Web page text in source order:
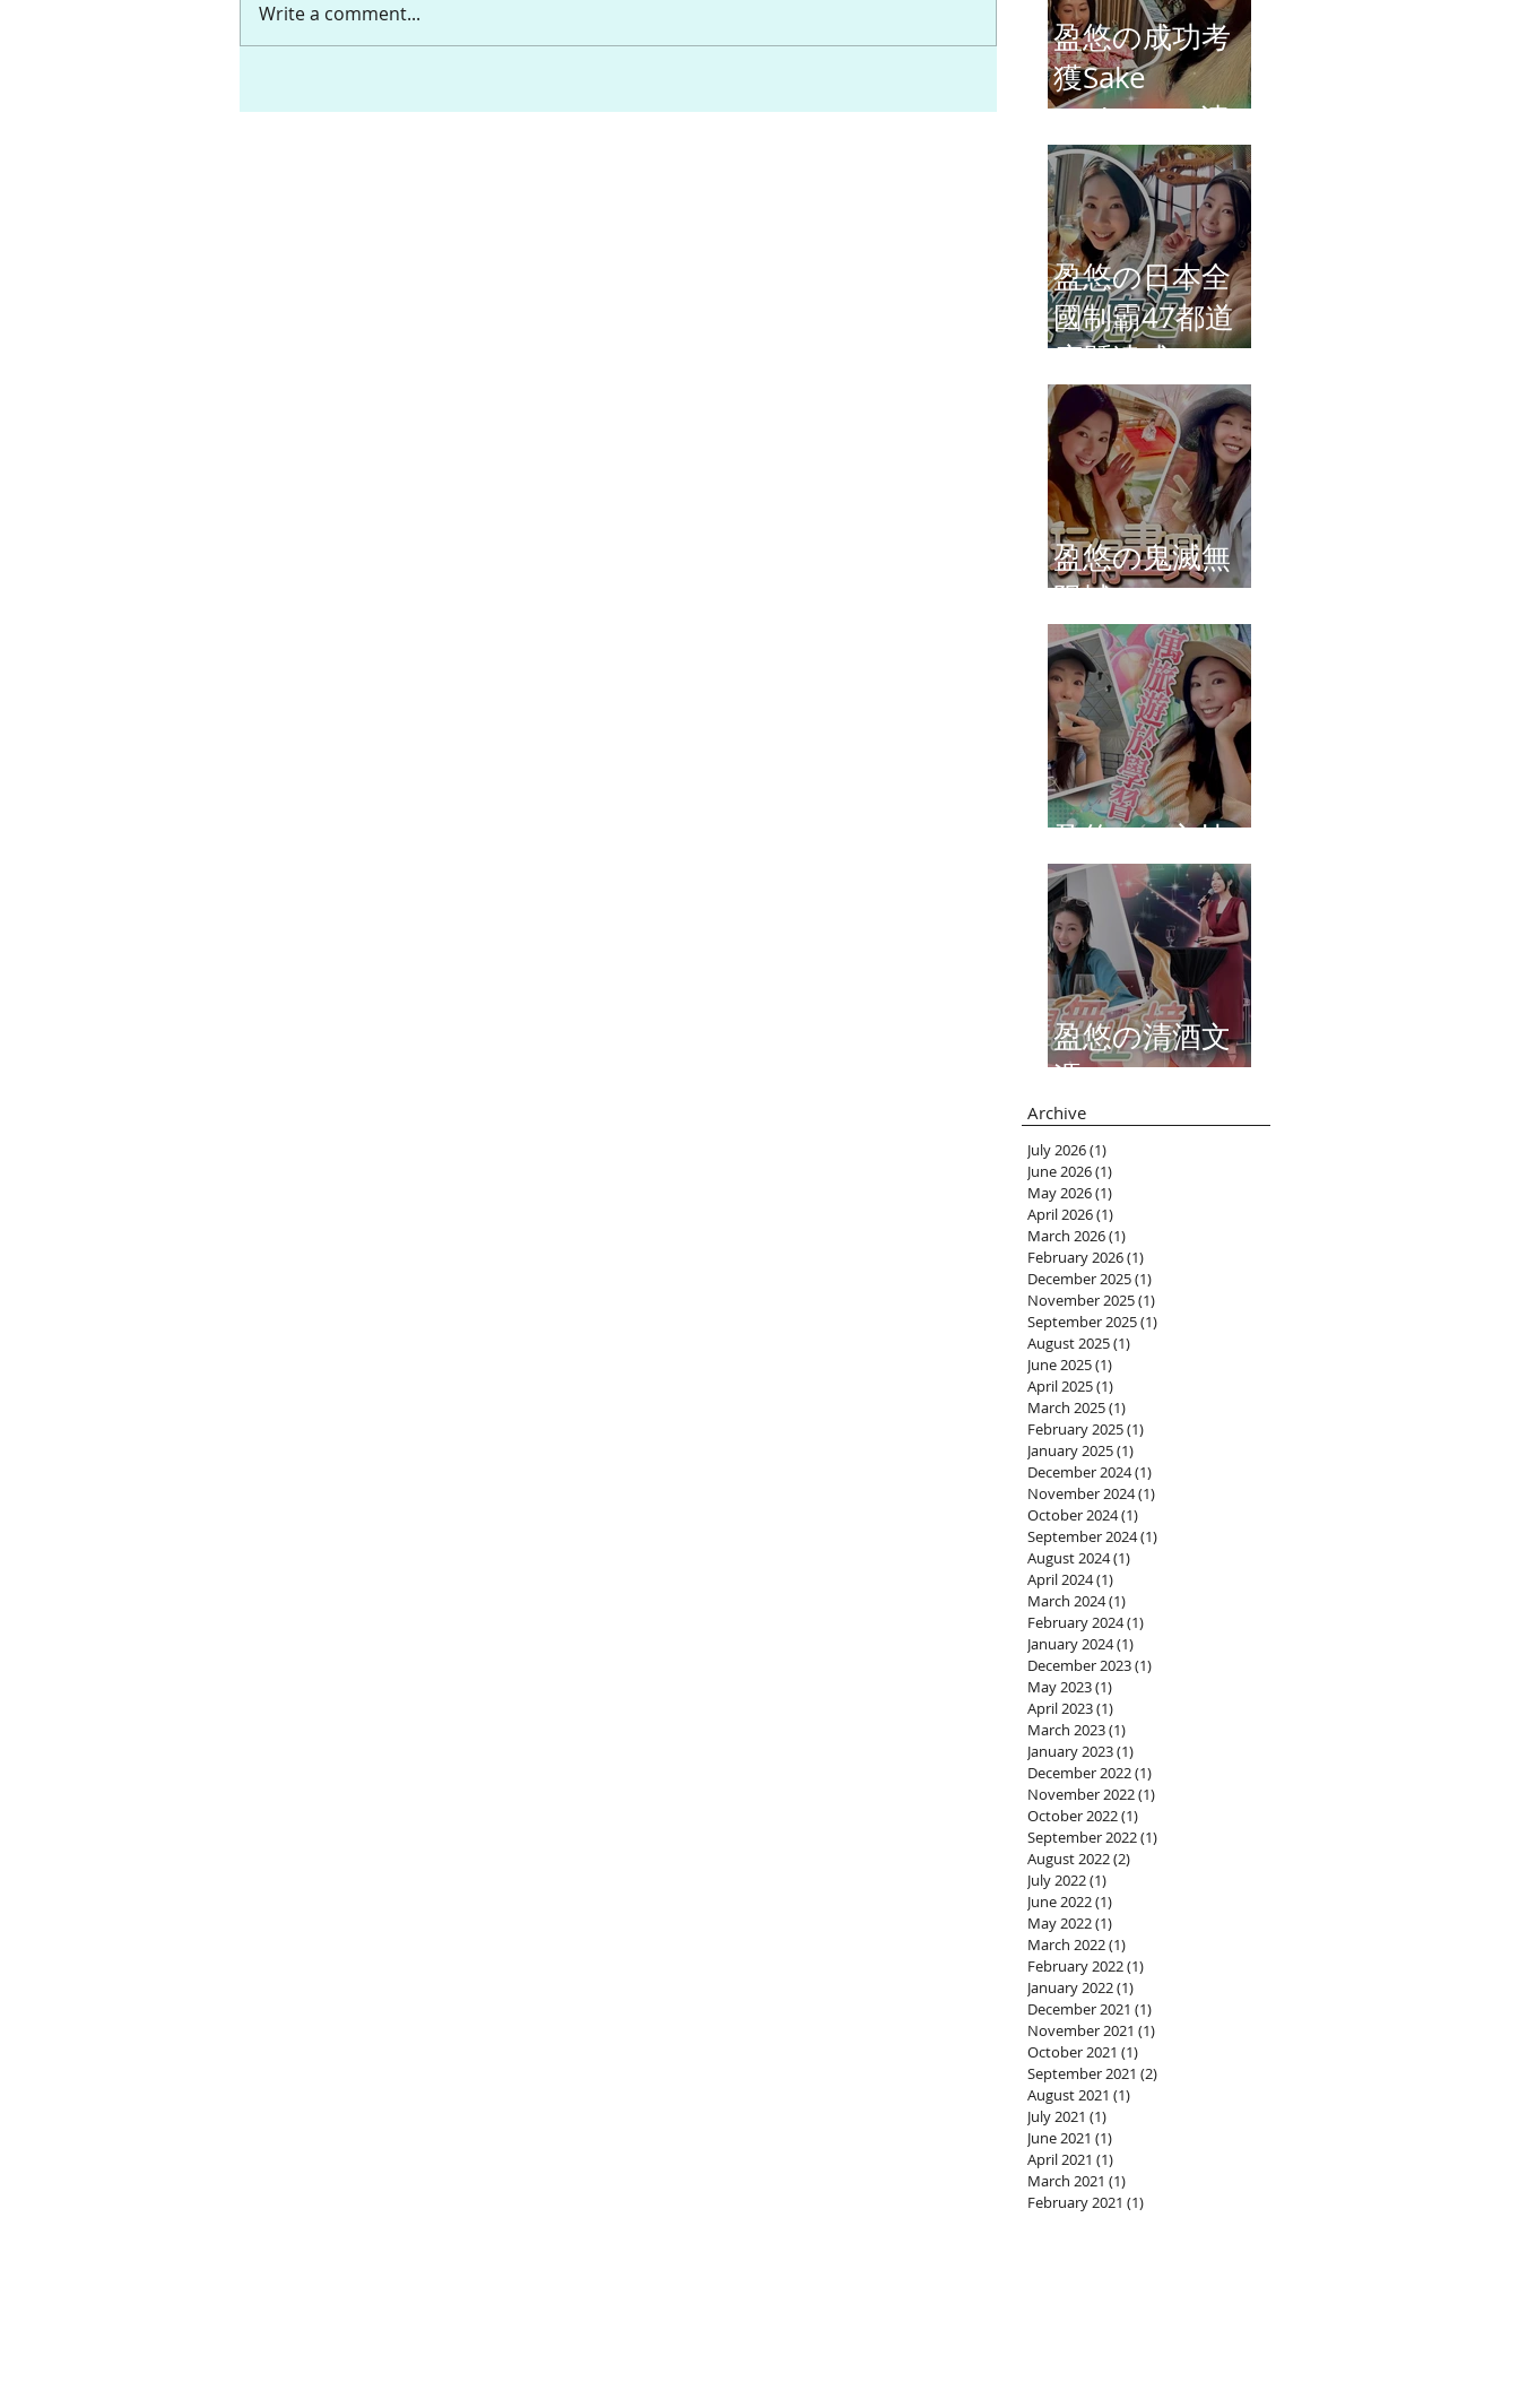
Write a comment...
盈悠の成功考
獲Sake
Diploma（清
酒文憑）
盈悠の日本全
國制霸47都道
府縣達成
盈悠の鬼滅無
限城
盈悠のAI主持
盈悠の清酒文
憑
Archive
July 2026(1)
June 2026(1)
May 2026(1)
April 2026(1)
March 2026(1)
February 2026(1)
December 2025(1)
November 2025(1)
September 2025(1)
August 2025(1)
June 2025(1)
April 2025(1)
March 2025(1)
February 2025(1)
January 2025(1)
December 2024(1)
November 2024(1)
October 2024(1)
September 2024(1)
August 2024(1)
April 2024(1)
March 2024(1)
February 2024(1)
January 2024(1)
December 2023(1)
May 2023(1)
April 2023(1)
March 2023(1)
January 2023(1)
December 2022(1)
November 2022(1)
October 2022(1)
September 2022(1)
August 2022(2)
July 2022(1)
June 2022(1)
May 2022(1)
March 2022(1)
February 2022(1)
January 2022(1)
December 2021 (1)
November 2021 (1)
October 2021 (1)
September 2021 (2)
August 2021 (1)
July 2021 (1)
June 2021 (1)
April 2021 (1)
March 2021 (1)
February 2021 (1)